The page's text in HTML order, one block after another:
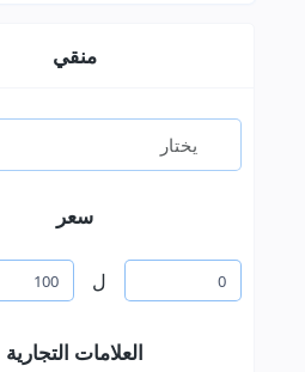
منقي
سعر
ل
العلامات التجارية